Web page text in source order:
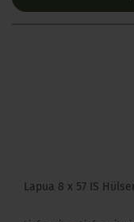
Lapua 8 x 57 IS